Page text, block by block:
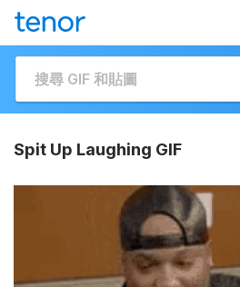
Spit Up Laughing GIF